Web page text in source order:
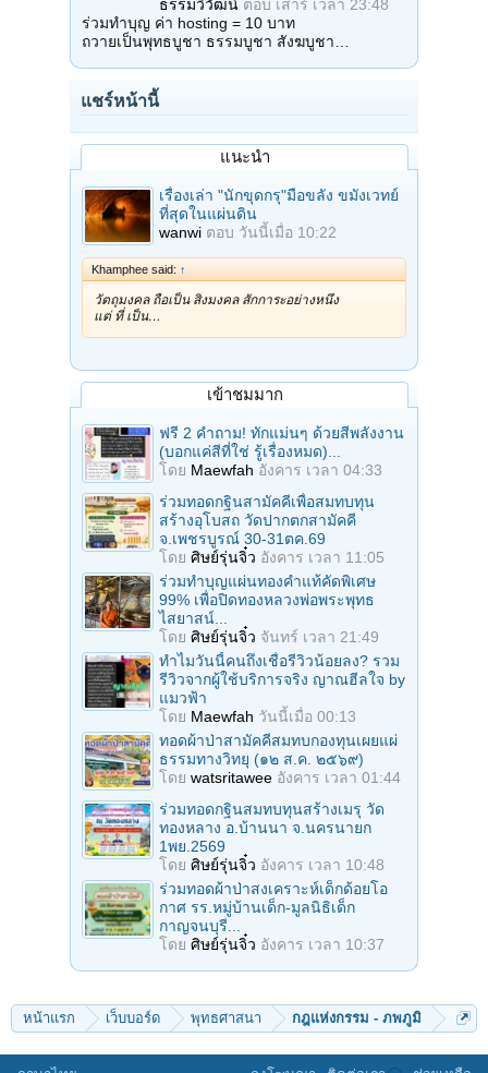
ธรรมวิวัฒน์ ตอบ เสาร์ เวลา 23:48
ร่วมทำบุญ ค่า hosting = 10 บาท
ถวายเป็นพุทธบูชา ธรรมบูชา สังฆบูชา…
แชร์หน้านี้
แนะนำ
เรื่องเล่า "นักขุดกรุ"มือขลัง ขมังเวทย์
ที่สุดในแผ่นดิน
wanwi ตอบ วันนี้เมื่อ 10:22
Khamphee said: ↑
วัตถุมงคล ถือเป็น สิ่งมงคล สักการะอย่างหนึ่ง
แต่ ที่ เป็น…
เข้าชมมาก
ฟรี 2 คำถาม! ทักแม่นๆ ด้วยสีพลังงาน
(บอกแค่สีที่ใช่ รู้เรื่องหมด)...
โดย Maewfah อังคาร เวลา 04:33
ร่วมทอดกฐินสามัคคีเพื่อสมทบทุน
สร้างอุโบสถ วัดปากตกสามัคคี
จ.เพชรบูรณ์ 30-31ตค.69
โดย ศิษย์รุ่นจิ๋ว อังคาร เวลา 11:05
ร่วมทําบุญแผ่นทองคำแท้คัดพิเศษ
99% เพื่อปิดทองหลวงพ่อพระพุทธ
ไสยาสน์...
โดย ศิษย์รุ่นจิ๋ว จันทร์ เวลา 21:49
ทำไมวันนี้คนถึงเชื่อรีวิวน้อยลง? รวม
รีวิวจากผู้ใช้บริการจริง ญาณฮีลใจ by
แมวฟ้า
โดย Maewfah วันนี้เมื่อ 00:13
ทอดผ้าป่าสามัคคีสมทบกองทุนเผยแผ่
ธรรมทางวิทยุ (๑๒ ส.ค. ๒๕๖๙)
โดย watsritawee อังคาร เวลา 01:44
ร่วมทอดกฐินสมทบทุนสร้างเมรุ วัด
ทองหลาง อ.บ้านนา จ.นครนายก
1พย.2569
โดย ศิษย์รุ่นจิ๋ว อังคาร เวลา 10:48
ร่วมทอดผ้าป่าสงเคราะห์เด็กด้อยโอ
กาศ รร.หมู่บ้านเด็ก-มูลนิธิเด็ก
กาญจนบุรี...
โดย ศิษย์รุ่นจิ๋ว อังคาร เวลา 10:37
หน้าแรก เว็บบอร์ด พุทธศาสนา กฎแห่งกรรม - ภพภูมิ